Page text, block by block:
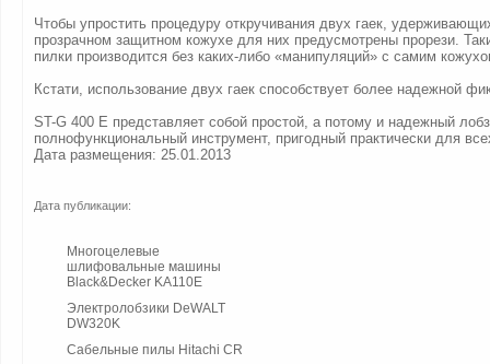
Чтобы упростить процедуру откручивания двух гаек,
прозрачном защитном кожухе для них предусмотрены прорези.
пилки производится без каких-либо «манипуляций» с самим
Кстати, использование двух гаек способствует более надежной
ST-G 400 E представляет собой простой, а потому и надежный
полнофункциональный инструмент, пригодный практически для
Дата размещения: 25.01.2013
Дата публикации:
Многоцелевые
шлифовальные машины
Black&Decker KA110E
Электролобзики DeWALT
DW320K
Сабельные пилы Hitachi CR